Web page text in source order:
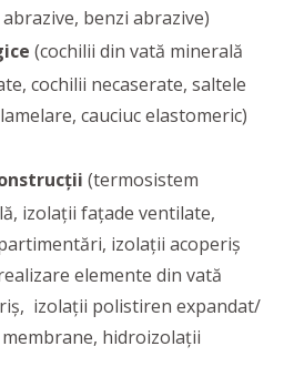
benzi abrazive)
(cochilii din vată minerală
cochilii necaserate, saltele
cauciuc elastomeric)
(termosistem
izolații fațade ventilate,
izolații acoperiș
elemente din vată
izolații polistiren expandat/
hidroizolații